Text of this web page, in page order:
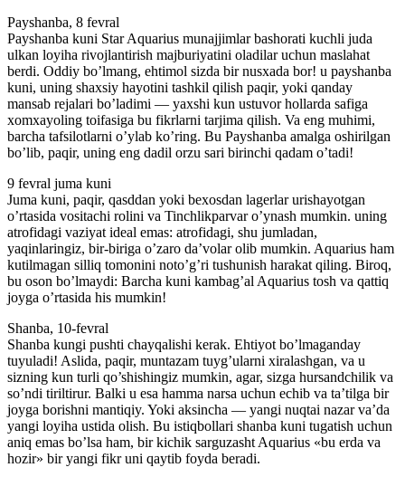
Payshanba, 8 fevral
Payshanba kuni Star Aquarius munajjimlar bashorati kuchli juda
ulkan loyiha rivojlantirish majburiyatini oladilar uchun maslahat
berdi. Oddiy bo’lmang, ehtimol sizda bir nusxada bor! u payshanba
kuni, uning shaxsiy hayotini tashkil qilish paqir, yoki qanday
mansab rejalari bo’ladimi — yaxshi kun ustuvor hollarda safiga
xomxayoling toifasiga bu fikrlarni tarjima qilish. Va eng muhimi,
barcha tafsilotlarni o’ylab ko’ring. Bu Payshanba amalga oshirilgan
bo’lib, paqir, uning eng dadil orzu sari birinchi qadam o’tadi!
9 fevral juma kuni
Juma kuni, paqir, qasddan yoki bexosdan lagerlar urishayotgan
o’rtasida vositachi rolini va Tinchlikparvar o’ynash mumkin. uning
atrofidagi vaziyat ideal emas: atrofidagi, shu jumladan,
yaqinlaringiz, bir-biriga o’zaro da’volar olib mumkin. Aquarius ham
kutilmagan silliq tomonini noto’g’ri tushunish harakat qiling. Biroq,
bu oson bo’lmaydi: Barcha kuni kambag’al Aquarius tosh va qattiq
joyga o’rtasida his mumkin!
Shanba, 10-fevral
Shanba kungi pushti chayqalishi kerak. Ehtiyot bo’lmaganday
tuyuladi! Aslida, paqir, muntazam tuyg’ularni xiralashgan, va u
sizning kun turli qo’shishingiz mumkin, agar, sizga hursandchilik va
so’ndi tiriltirur. Balki u esa hamma narsa uchun echib va ​​ta’tilga bir
joyga borishni mantiqiy. Yoki aksincha — yangi nuqtai nazar va’da
yangi loyiha ustida olish. Bu istiqbollari shanba kuni tugatish uchun
aniq emas bo’lsa ham, bir kichik sarguzasht Aquarius «bu erda va
hozir» bir yangi fikr uni qaytib foyda beradi.